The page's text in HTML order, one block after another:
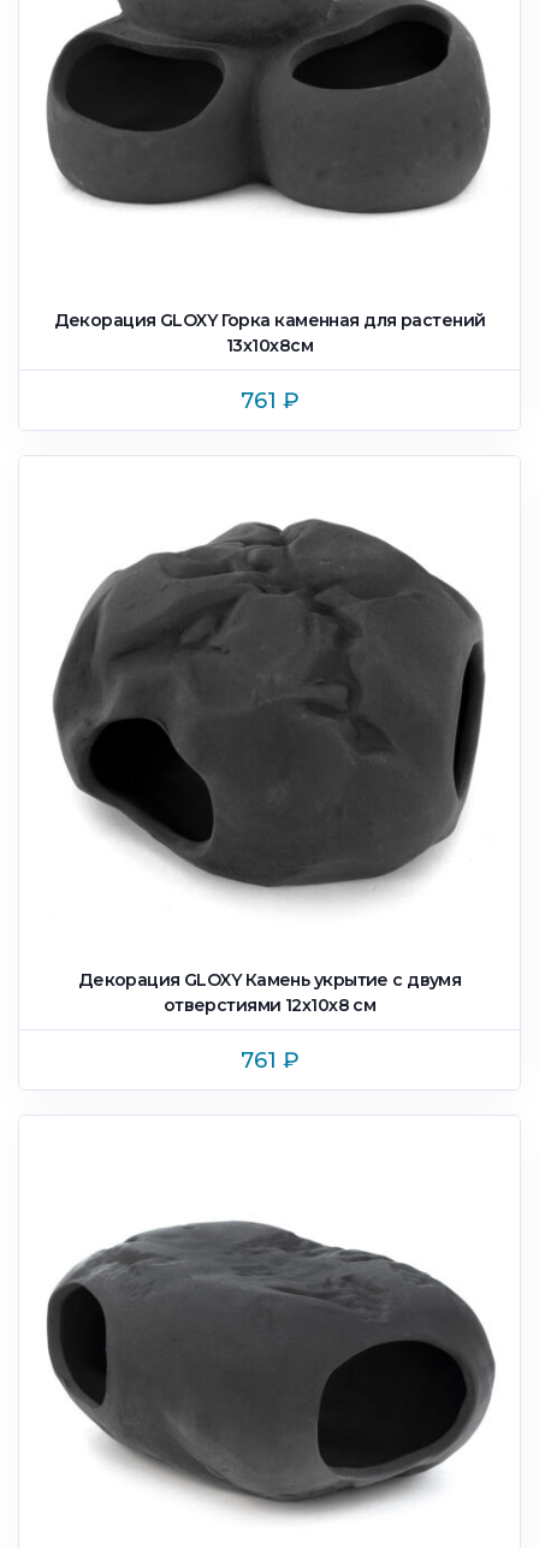
Декорация GLOXY Горка каменная для растений
13х10х8см
761 ₽
Декорация GLOXY Камень укрытие с двумя
отверстиями 12х10х8 см
761 ₽